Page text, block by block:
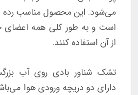
است و به طور کلی همه اعضای
از آن استفاده کنند.
دارای دو دریچه ورودی هوا